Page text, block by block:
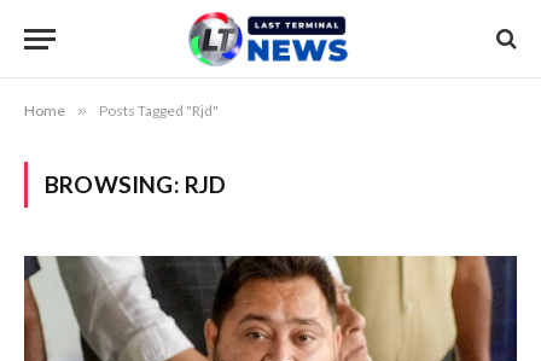
Home » Posts Tagged "Rjd"
BROWSING: RJD